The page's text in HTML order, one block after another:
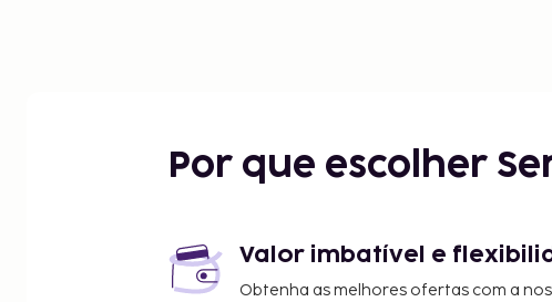
Por que escolher
Valor imbatível e
Obtenha as melhores ofertas com a